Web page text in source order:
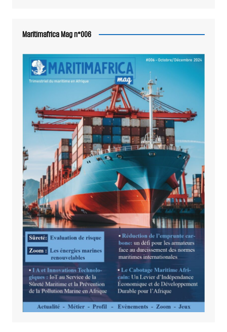
Maritimafrica Mag n°006